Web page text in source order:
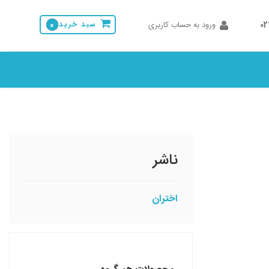
ورود به حساب کاربری سبد خرید 0
ناشر
اختران